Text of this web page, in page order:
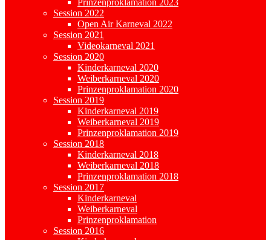
Prinzenproklamation 2023
Session 2022
Open Air Karneval 2022
Session 2021
Videokarneval 2021
Session 2020
Kinderkarneval 2020
Weiberkarneval 2020
Prinzenproklamation 2020
Session 2019
Kinderkarneval 2019
Weiberkarneval 2019
Prinzenproklamation 2019
Session 2018
Kinderkarneval 2018
Weiberkarneval 2018
Prinzenproklamation 2018
Session 2017
Kinderkarneval
Weiberkarneval
Prinzenproklamation
Session 2016